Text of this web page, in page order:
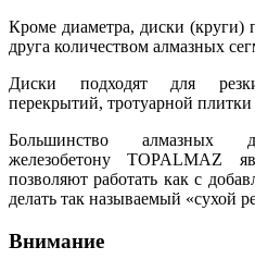
Кроме диаметра, диски (круги)
друга количеством алмазных
Диски подходят для
перекрытий, тротуарной
Большинство
железобетону TOPALMAZ
позволяют работать как с
делать так называемый «сухой
Внимание